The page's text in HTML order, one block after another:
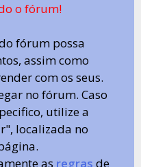
o fórum!
fórum possa
assim como
com os seus.
no fórum. Caso
utilize a
localizada no
as regras de